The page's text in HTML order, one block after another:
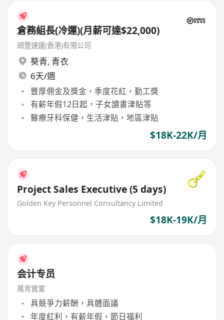
倉務組長(冷運)(月薪可達$22,000)
順豐速運(香港)有限公司
葵青, 青衣
6天/週
豐厚佣金及獎金，季度花紅，勤工獎
有薪年假12日起，子女讀書津貼等
醫療牙科保健，生活津貼，地區津貼
$18K-22K/月
Project Sales Executive (5 days)
Golden Key Personnel Consultancy Limited
$18K-19K/月
会计专员
萬青實業
具競爭力薪酬，具體面議
年度紅利，有薪年假，節日福利